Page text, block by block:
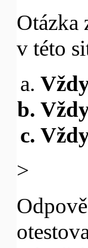
Otázka
v této
>